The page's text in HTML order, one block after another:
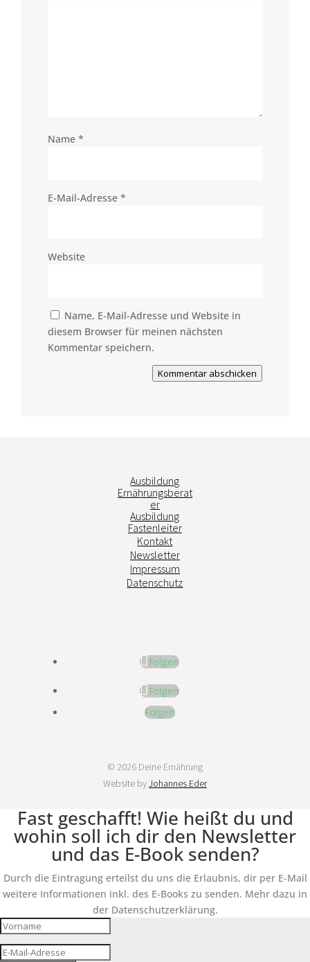
Name *
E-Mail-Adresse *
Website
Name, E-Mail-Adresse und Website in
diesem Browser für meinen nächsten
Kommentar speichern.
Kommentar abschicken
Ausbildung
Ernährungsberat
er
Ausbildung
Fastenleiter
Kontakt
Newsletter
Impressum
Datenschutz
Folgen
Folgen
Folgen
© 2026 Deine Ernährung
Website byJohannes Eder
Fast geschafft! Wie heißt du und
wohin soll ich dir den Newsletter
und das E-Book senden?
Durch die Eintragung erteilst du uns die Erlaubnis, dir per E-Mail
weitere Informationen inkl. des E-Books zu senden. Mehr dazu in
der Datenschutzerklärung.